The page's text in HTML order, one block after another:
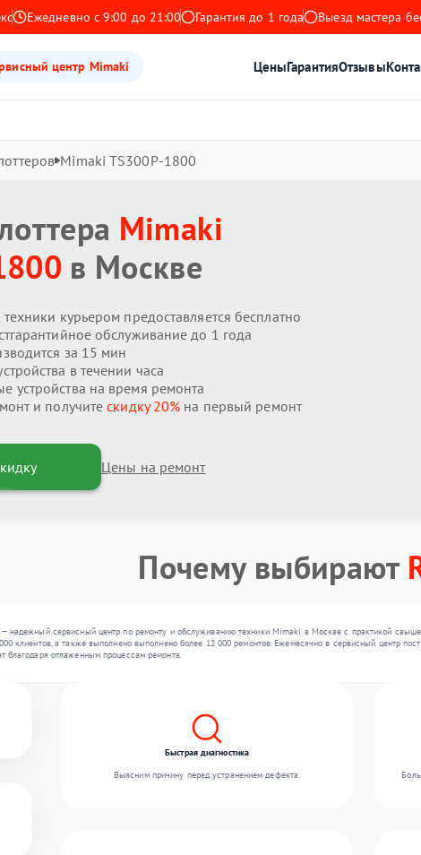
Ежедневно с 9:00 до 21:00 Гарантия до 1 года Выезд мастера
центр Mimaki ЦеныГарантияОтзывы
Mimaki TS300P-1800
Mimaki
в Москве
курьером предоставляется бесплатно
обслуживание до 1 года
за 15 мин
в течении часа
устройства на время ремонта
и получитескидку 20% на первый ремонт
Цены на ремонт
Почему выбирают
надежный сервисный центр по ремонту и обслуживанию техники Mimaki в Москве с практикой
клиентов, а также выполнено выполнено более 12 000 ремонтов. Ежемесячно в сервисный центр
благодаря отлаженным процессам ремонта.
Быстрая диагностика
Выясним причину перед устранением дефекта.